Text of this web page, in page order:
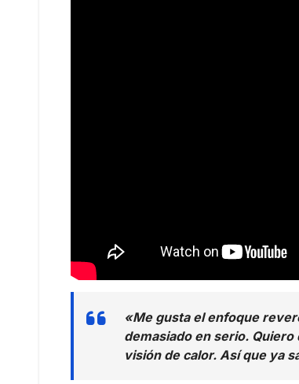
«Me gusta el enfoque
demasiado en serio.
visión de calor. Así que ya